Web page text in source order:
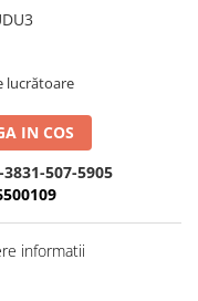
lucrătoare
IN COS
507-5905
informatii